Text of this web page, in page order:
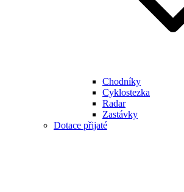
Chodníky
Cyklostezka
Radar
Zastávky
Dotace přijaté